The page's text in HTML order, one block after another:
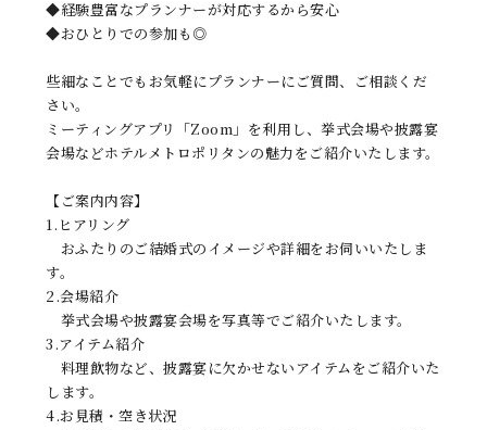
◆経験豊富なプランナーが対応するから安心
◆おひとりでの参加も◎
些細なことでもお気軽にプランナーにご質問、ご相談くだ
さい。
ミーティングアプリ「Zoom」を利用し、挙式会場や披露宴
会場などホテルメトロポリタンの魅力をご紹介いたします。
【ご案内内容】
1.ヒアリング
おふたりのご結婚式のイメージや詳細をお伺いいたしま
す。
2.会場紹介
挙式会場や披露宴会場を写真等でご紹介いたします。
3.アイテム紹介
料理飲物など、披露宴に欠かせないアイテムをご紹介いた
します。
4.お見積・空き状況